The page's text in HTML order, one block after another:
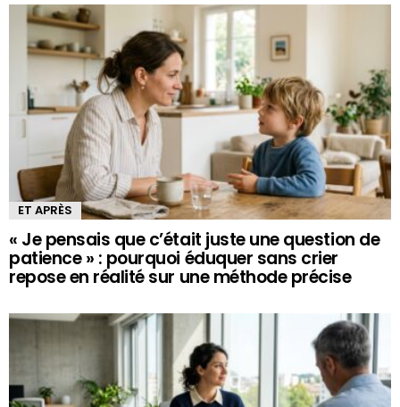
ET APRÈS
« Je pensais que c’était juste une question de
patience » : pourquoi éduquer sans crier
repose en réalité sur une méthode précise